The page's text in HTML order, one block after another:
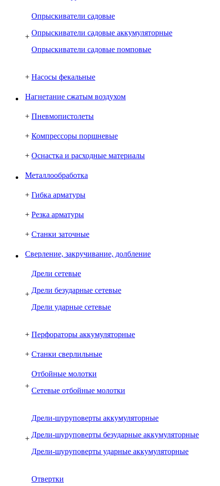
+
Опрыскиватели садовые
Опрыскиватели садовые аккумуляторные
Опрыскиватели садовые помповые
+ Насосы фекальные
Нагнетание сжатым воздухом
+ Пневмопистолеты
+ Компрессоры поршневые
+ Оснастка и расходные материалы
Металлообработка
+ Гибка арматуры
+ Резка арматуры
+ Станки заточные
Сверление, закручивание, долбление
+
Дрели сетевые
Дрели безударные сетевые
Дрели ударные сетевые
+ Перфораторы аккумуляторные
+ Станки сверлильные
+
Отбойные молотки
Сетевые отбойные молотки
+
Дрели-шуруповерты аккумуляторные
Дрели-шуруповерты безударные аккумуляторные
Дрели-шуруповерты ударные аккумуляторные
Отвертки